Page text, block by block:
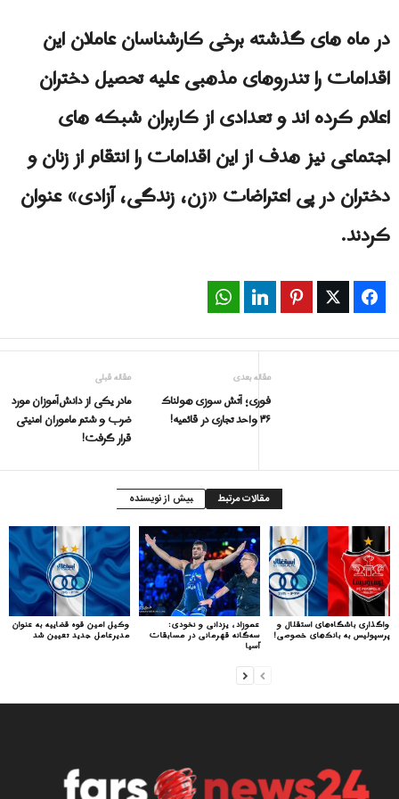
در ماه های گذشته برخی کارشناسان عاملان این
اقدامات را تندروهای مذهبی علیه تحصیل دختران
اعلام کرده اند و تعدادی از کاربران شبکه های
اجتماعی نیز هدف از این اقدامات را انتقام از زنان و
دختران در پی اعتراضات «زن، زندگی، آزادی» عنوان
کردند.
Facebook
Twitter
Pinterest
LinkedIn
مقاله قبلی
مادر یکی از دانش‌آموزان مورد
ضرب و شتم ماموران امنیتی
قرار گرفت!
مقاله بعدی
فورى؛ آتش سوزی هولناک
۳۶ واحد تجاری در قائمیه!
مقالات مرتبط بیش از نویسنده
وکیل امین قوه قضاییه به عنوان
مدیرعامل جدید تعیین شد
عموزاد، یزدانی و نخودی:
سه‌گانه قهرمانی در مسابقات
آسیا
واگذاری باشگاه‌های استقلال و
پرسپولیس به بانک‌های خصوصی!